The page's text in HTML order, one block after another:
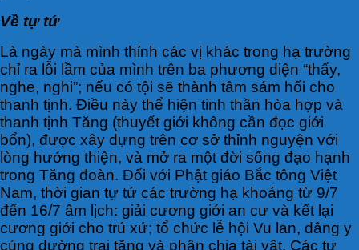
Về tự tứ
Là ngày mà mình thỉnh các vị khác trong hạ trường
chỉ ra lỗi lầm của mình trên ba phương diện “thấy,
nghe, nghi”; nếu có tội sẽ thành tâm sám hối cho
thanh tịnh. Điều này thể hiện tinh thần hòa hợp và
thanh tịnh Tăng (thuyết giới không cần đọc giới
bổn), được xây dựng trên cơ sở thỉnh nguyện với
lòng hướng thiện, và mở ra một đời sống đạo hạnh
trong Tăng đoàn. Đối với Phật giáo Bắc tông Việt
Nam, thời gian tự tứ các trường hạ khoảng từ 9/7
đến 16/7 âm lịch: giải cương giới an cư và kết lại
cương giới cho trú xứ; tổ chức lễ hội Vu lan, dâng y
cúng dường trai tăng và phân chia tài vật. Các tự